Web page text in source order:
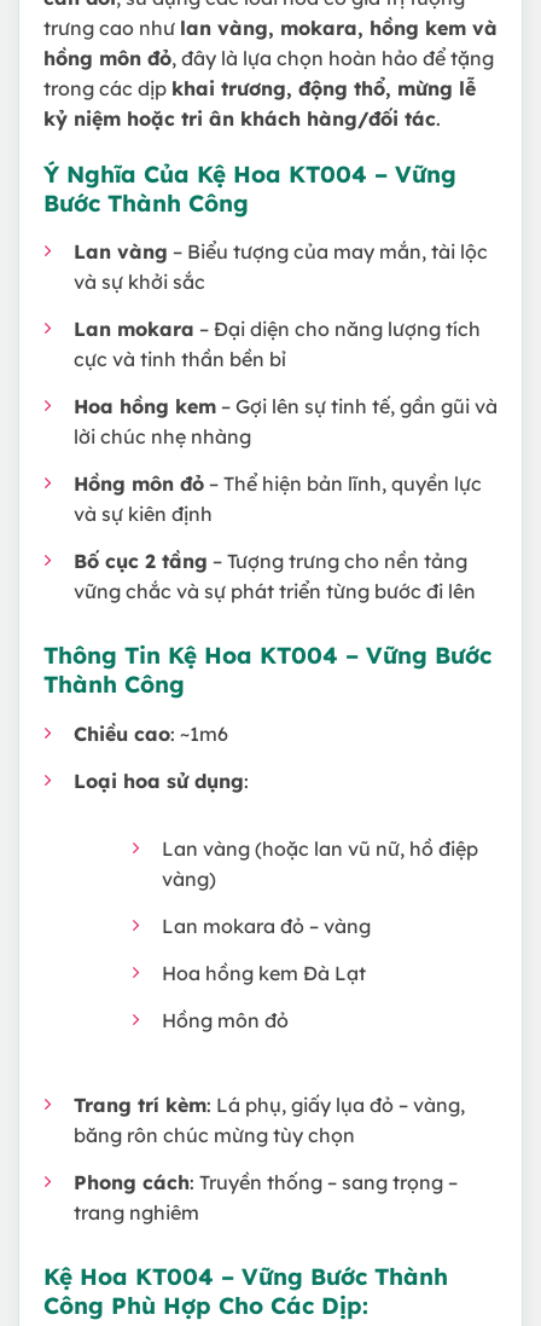
trưng cao như lan vàng, mokara, hồng kem và
hồng môn đỏ, đây là lựa chọn hoàn hảo để tặng
trong các dịp khai trương, động thổ, mừng lễ
kỷ niệm hoặc tri ân khách hàng/đối tác.
Ý Nghĩa Của Kệ Hoa KT004 – Vững
Bước Thành Công
Lan vàng – Biểu tượng của may mắn, tài lộc
và sự khởi sắc
Lan mokara – Đại diện cho năng lượng tích
cực và tinh thần bền bỉ
Hoa hồng kem – Gợi lên sự tinh tế, gần gũi và
lời chúc nhẹ nhàng
Hồng môn đỏ – Thể hiện bản lĩnh, quyền lực
và sự kiên định
Bố cục 2 tầng – Tượng trưng cho nền tảng
vững chắc và sự phát triển từng bước đi lên
Thông Tin Kệ Hoa KT004 – Vững Bước
Thành Công
Chiều cao: ~1m6
Loại hoa sử dụng:
Lan vàng (hoặc lan vũ nữ, hồ điệp
vàng)
Lan mokara đỏ – vàng
Hoa hồng kem Đà Lạt
Hồng môn đỏ
Trang trí kèm: Lá phụ, giấy lụa đỏ – vàng,
băng rôn chúc mừng tùy chọn
Phong cách: Truyền thống – sang trọng –
trang nghiêm
Kệ Hoa KT004 – Vững Bước Thành
Công Phù Hợp Cho Các Dịp: